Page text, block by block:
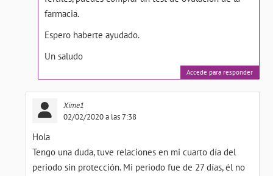
farmacia.
Espero haberte ayudado.
Un saludo
Accede para responder
Xime1
02/02/2020 a las 7:38
Hola
Tengo una duda, tuve relaciones en mi cuarto día del
periodo sin protección. Mi periodo fue de 27 días, él no